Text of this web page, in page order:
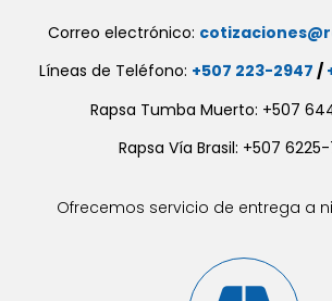
Correo electrónico:
Líneas de Teléfono: +507 223-2947 /
Rapsa Tumba Muerto: +507
Rapsa Vía Brasil: +507
Ofrecemos servicio de entrega a